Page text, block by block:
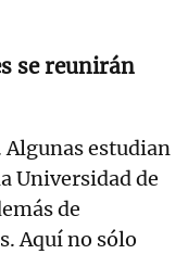
se reunirán
Algunas estudian
Universidad de
de
Aquí no sólo